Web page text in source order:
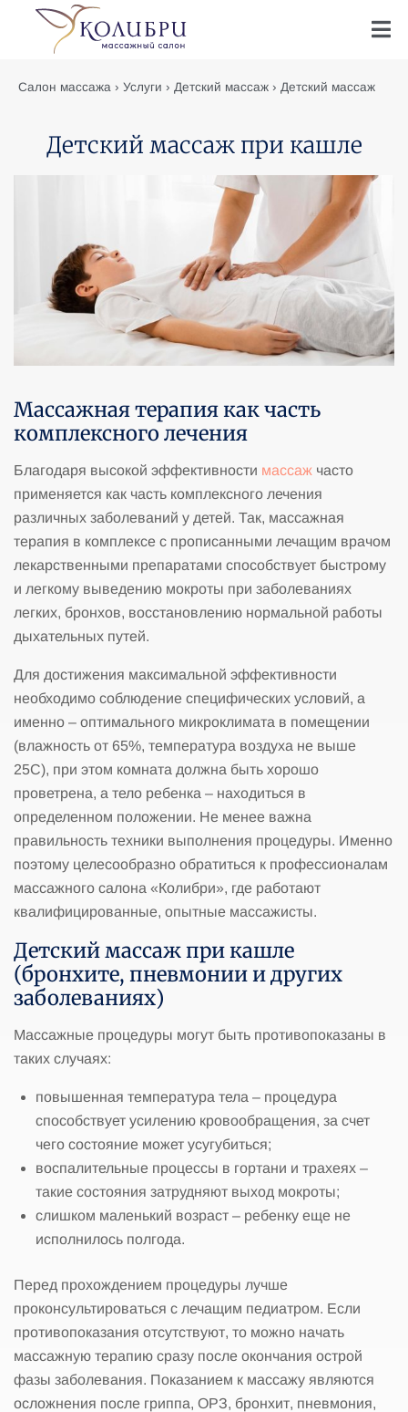
Салон массажа › Услуги › Детский массаж › Детский массаж
Детский массаж при кашле
Массажная терапия как часть
комплексного лечения
Благодаря высокой эффективности массаж часто
применяется как часть комплексного лечения
различных заболеваний у детей. Так, массажная
терапия в комплексе с прописанными лечащим врачом
лекарственными препаратами способствует быстрому
и легкому выведению мокроты при заболеваниях
легких, бронхов, восстановлению нормальной работы
дыхательных путей.
Для достижения максимальной эффективности
необходимо соблюдение специфических условий, а
именно – оптимального микроклимата в помещении
(влажность от 65%, температура воздуха не выше
25С), при этом комната должна быть хорошо
проветрена, а тело ребенка – находиться в
определенном положении. Не менее важна
правильность техники выполнения процедуры. Именно
поэтому целесообразно обратиться к профессионалам
массажного салона «Колибри», где работают
квалифицированные, опытные массажисты.
Детский массаж при кашле
(бронхите, пневмонии и других
заболеваниях)
Массажные процедуры могут быть противопоказаны в
таких случаях:
повышенная температура тела – процедура
способствует усилению кровообращения, за счет
чего состояние может усугубиться;
воспалительные процессы в гортани и трахеях –
такие состояния затрудняют выход мокроты;
слишком маленький возраст – ребенку еще не
исполнилось полгода.
Перед прохождением процедуры лучше
проконсультироваться с лечащим педиатром. Если
противопоказания отсутствуют, то можно начать
массажную терапию сразу после окончания острой
фазы заболевания. Показанием к массажу являются
осложнения после гриппа, ОРЗ, бронхит, пневмония,